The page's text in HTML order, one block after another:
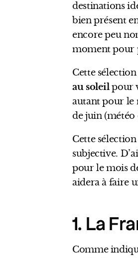
destinations
bien présent
encore peu
moment pour
Cette
au soleilpour
autant pour le
de juin (météo
Cette
subjective.
pour le mois
aidera à faire
1. La
Comme